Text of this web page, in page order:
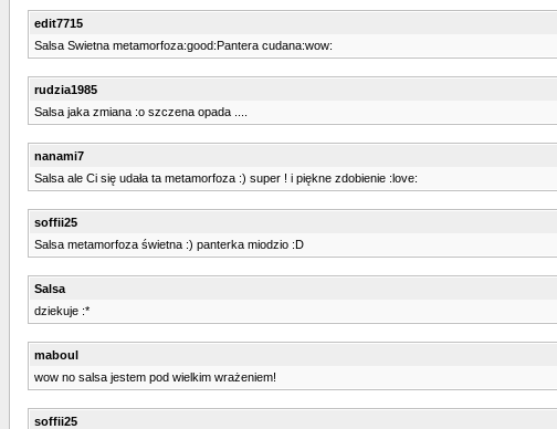
edit7715
Salsa Swietna metamorfoza:good:Pantera cudana:wow:
rudzia1985
Salsa jaka zmiana :o szczena opada ....
nanami7
Salsa ale Ci się udała ta metamorfoza :) super ! i piękne zdobienie :love:
soffii25
Salsa metamorfoza świetna :) panterka miodzio :D
Salsa
dziekuje :*
maboul
wow no salsa jestem pod wielkim wrażeniem!
soffii25